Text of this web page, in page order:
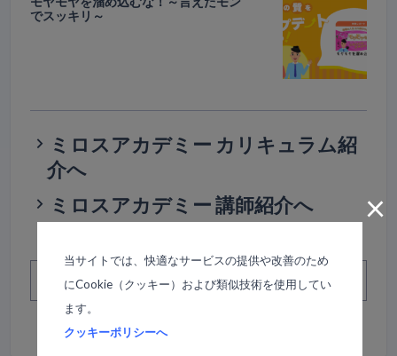
でスッキリ～
ミロスアカデミー カリキュラム紹
介へ
ミロスアカデミー 講師紹介へ
この記事のタイトルとURLをコピーする
×
当サイトでは、快適なサービスの提供や改善のため
にCookie（クッキー）および類似技術を使用してい
ます。
クッキーポリシーへ